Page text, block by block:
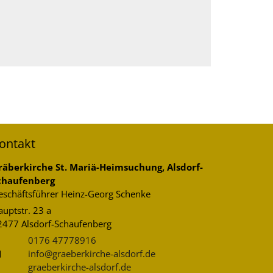
St. Mariä-Heimsuchung, Alsdorf-
Heinz-Georg Schenke
23 a
Alsdorf-Schaufenberg
0176 47778916
info@graeberkirche-alsdorf.de
graeberkirche-alsdorf.de